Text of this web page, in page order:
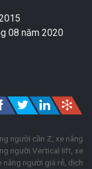
08 năm 2020
người cần Z xe nâng
người Vertical lift xe
nâng người giá rẻ dịch